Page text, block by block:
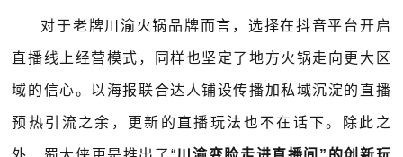
对于老牌川渝火锅品牌而言，选择在抖音平台开启
直播线上经营模式，同样也坚定了地方火锅走向更大区
域的信心。以海报联合达人铺设传播加私域沉淀的直播
预热引流之余，更新的直播玩法也不在话下。除此之